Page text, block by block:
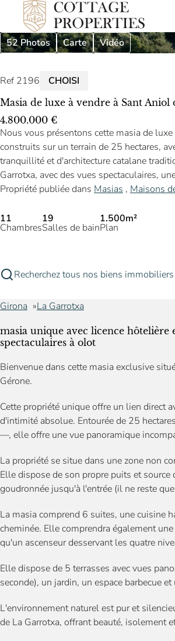
52 Photos Carte Vidéo
Ref 2196 CHOISI
Masia de luxe à vendre à Sant
4.800.000 €
Nous vous présentons cette masia de
construits sur un terrain de 25 hectares,
tranquillité et d'architecture catalane
Garrotxa, avec des vues spectaculaires,
Propriété publiée dans Masias , Maisons
11
Chambres
19
Salles de bain
1.500m²
Plan
Recherchez tous nos biens immobiliers
Girona La Garrotxa
masia unique avec licence hôtelière
spectaculaires à olot
Bienvenue dans cette masia exclusive
Gérone.
Cette propriété unique offre un lien direct
d'intimité absolue. Entourée de 25
—, elle offre une vue panoramique
La propriété se situe dans une zone non
Elle dispose de son propre puits et source
goudronnée jusqu'à l'entrée (il ne reste
La masia comprend 6 suites, une cuisine
cheminée. Elle comprendra également
qu'un ascenseur desservant les quatre
Elle dispose de 5 terrasses avec vues
seconde), un jardin, un espace barbecue
L'environnement naturel est pur et
de La Garrotxa, offrant beauté, isolement